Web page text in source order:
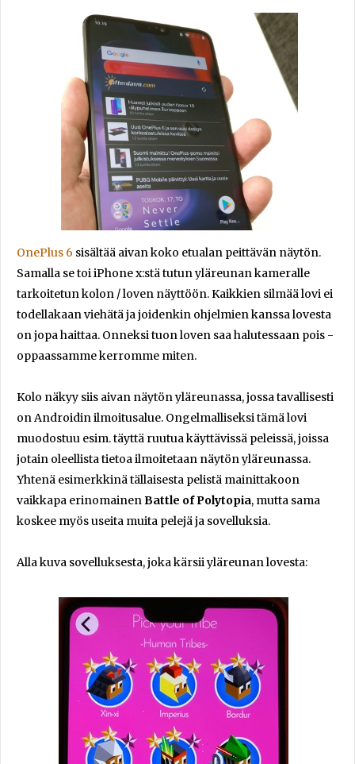
OnePlus 6 sisältää aivan koko etualan peittävän näytön.
Samalla se toi iPhone x:stä tutun yläreunan kameralle
tarkoitetun kolon / loven näyttöön. Kaikkien silmää lovi ei
todellakaan viehätä ja joidenkin ohjelmien kanssa lovesta
on jopa haittaa. Onneksi tuon loven saa halutessaan pois -
oppaassamme kerromme miten.
Kolo näkyy siis aivan näytön yläreunassa, jossa tavallisesti
on Androidin ilmoitusalue. Ongelmalliseksi tämä lovi
muodostuu esim. täyttä ruutua käyttävissä peleissä, joissa
jotain oleellista tietoa ilmoitetaan näytön yläreunassa.
Yhtenä esimerkkinä tällaisesta pelistä mainittakoon
vaikkapa erinomainenBattle of Polytopia, mutta sama
koskee myös useita muita pelejä ja sovelluksia.
Alla kuva sovelluksesta, joka kärsii yläreunan lovesta: